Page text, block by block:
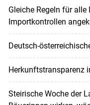
Gleiche Regeln für
Importkontrollen
Deutsch-
Herkunftstransparenz
Steirische Woche der